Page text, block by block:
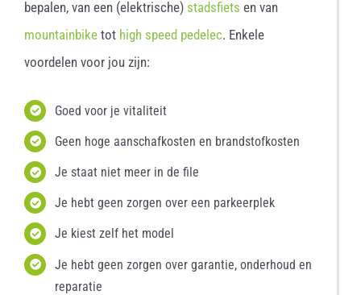
bepalen, van een (elektrische) stadsfiets en van
mountainbiketot high speed pedelec. Enkele
voordelen voor jou zijn:
Goed voor je vitaliteit
Geen hoge aanschafkosten en brandstofkosten
Je staat niet meer in de file
Je hebt geen zorgen over een parkeerplek
Je kiest zelf het model
Je hebt geen zorgen over garantie, onderhoud en
reparatie